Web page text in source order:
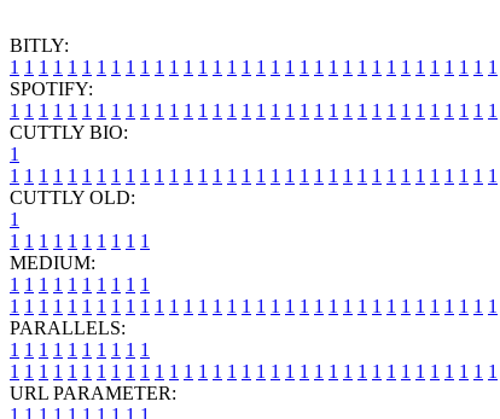
BITLY:
1 1 1 1 1 1 1 1 1 1 1 1 1 1 1 1 1 1 1 1 1 1 1 1 1 1 1 1 1 1 1 1 1 1
SPOTIFY:
1 1 1 1 1 1 1 1 1 1 1 1 1 1 1 1 1 1 1 1 1 1 1 1 1 1 1 1 1 1 1 1 1 1
CUTTLY BIO:
1
1 1 1 1 1 1 1 1 1 1 1 1 1 1 1 1 1 1 1 1 1 1 1 1 1 1 1 1 1 1 1 1 1 1
CUTTLY OLD:
1
1 1 1 1 1 1 1 1 1 1
MEDIUM:
1 1 1 1 1 1 1 1 1 1
1 1 1 1 1 1 1 1 1 1 1 1 1 1 1 1 1 1 1 1 1 1 1 1 1 1 1 1 1 1 1 1 1 1
PARALLELS:
1 1 1 1 1 1 1 1 1 1
1 1 1 1 1 1 1 1 1 1 1 1 1 1 1 1 1 1 1 1 1 1 1 1 1 1 1 1 1 1 1 1 1 1
URL PARAMETER:
1 1 1 1 1 1 1 1 1 1